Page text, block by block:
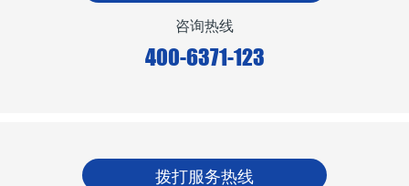
咨询热线
400-6371-123
拨打服务热线